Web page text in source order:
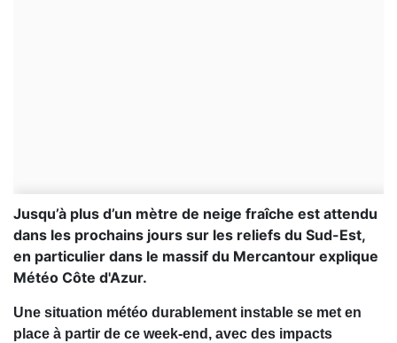
Jusqu’à plus d’un mètre de neige fraîche est attendu
dans les prochains jours sur les reliefs du Sud-Est,
en particulier dans le massif du Mercantour explique
Météo Côte d'Azur.
Une situation météo durablement instable se met en
place à partir de ce week-end, avec des impacts